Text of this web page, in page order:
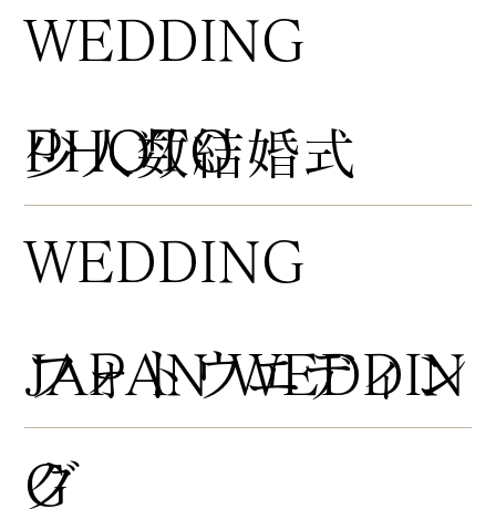
​少人数結婚式
WEDDING
​フォトウエディン
グ
PHOTO
WEDDING
JAPAN WEDDIN
G